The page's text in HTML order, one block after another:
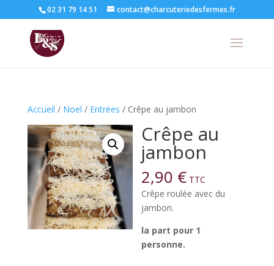
02 31 79 14 51 contact@charcuteriedesfermes.fr
Accueil / Noel / Entrées / Crêpe au jambon
Crêpe au
jambon
2,90 € TTC
Crêpe roulée avec du
jambon.
la part pour 1
personne.